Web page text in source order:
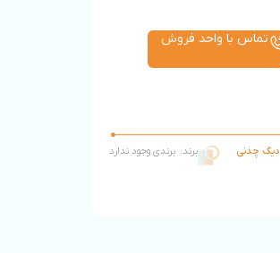
تماس با واحد فروش
دیگ چدنی
برند: برندی وجود ندارد